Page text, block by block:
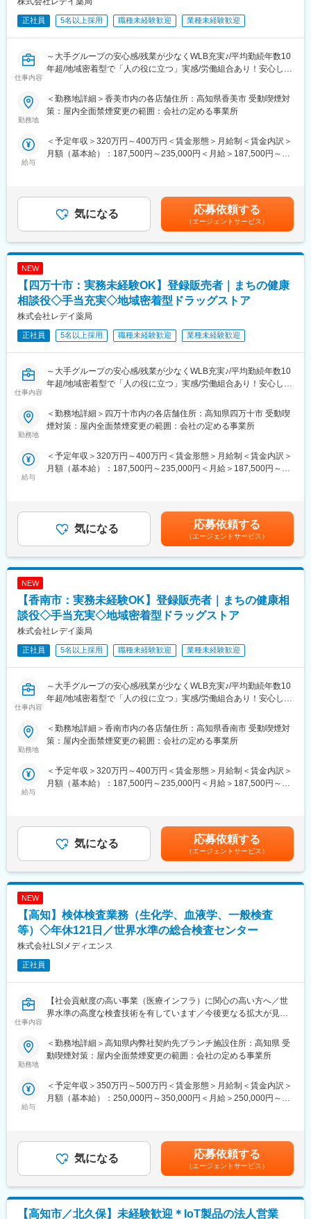
ができ、声を上げやすい環境があります。
＜数字で見るレデイ薬局＞
・男女比＝5：5
・平均勤続年数：10.9年
・月平均残業時間：8.7時間
変更の範囲：会社の定める業務
レデイ薬局は、地域に密着したドラッグストアとして、
「健康相談ができる身近な存在」を目指しています。
◎日々の接客を通じてお客様から直接「ありがとう」をもらえる
◎将来的には店長として、店舗・人・地域をまとめる立場を目指
せる
です。
■現場から店舗運営まで段階的に成長できる環境：
レジ・商品管理などの基礎業務からスタートし、将来的には店長
地域のお客様との距離が近く、日々の接客や相談対応を通じて、
信頼される存在として働けます。
■安定した経営基盤のもと、長期的なキャリア形成が可能：
ツルハグループの一員として安定した基盤があり、腰を据えてキ
■労働組合があるので、安心して長く働ける仕組みがある：
職場での困りごとや意見を、労働組合を通じて会社に届けること
ができ、声を上げやすい環境があります。
＜数字で見るレデイ薬局＞
・男女比＝5：5
・平均勤続年数：10.9年
・月平均残業時間：8.7時間
変更の範囲：会社の定める業務
正社員 5名以上採用 職種未経験歓迎 業種未経験歓迎
仕事内容
～大手グループの安心感/残業が少なくWLB充実♪/平均勤続年数10
年超/地域密着型で「人の役に立つ」実感/労働組合あり！安心して
■仕事内容：
まずは、レジ業務や商品管理などの基礎業務からスタートし、店
舗運営の基本を学んでいただきます。
・商品陳列・売場づくり
・発注・在庫管理
・売上・数値管理の補助
・スタッフのサポート業務
☆経験や適性に応じて、将来的にはスタッフの育成、
だく可能性があります。
＼仕事のやりがい／
レデイ薬局は、地域に密着したドラッグストアとして、
「健康相談ができる身近な存在」を目指しています。
◎日々の接客を通じてお客様から直接「ありがとう」をもらえる
◎将来的には店長として、店舗・人・地域をまとめる立場を目指
せる
です。
■現場から店舗運営まで段階的に成長できる環境：
レジ・商品管理などの基礎業務からスタートし、将来的には店長
地域のお客様との距離が近く、日々の接客や相談対応を通じて、
信頼される存在として働けます。
■安定した経営基盤のもと、長期的なキャリア形成が可能：
ツルハグループの一員として安定した基盤があり、腰を据えてキ
■労働組合があるので、安心して長く働ける仕組みがある：
職場での困りごとや意見を、労働組合を通じて会社に届けること
ができ、声を上げやすい環境があります。
＜数字で見るレデイ薬局＞
・男女比＝5：5
・平均勤続年数：10.9年
・月平均残業時間：8.7時間
変更の範囲：会社の定める業務
勤務地
＜勤務地詳細＞香美市内の各店舗住所：高知県香美市 受動喫煙対
策：屋内全面禁煙変更の範囲：会社の定める事業所
給与
＜予定年収＞320万円～400万円＜賃金形態＞月給制＜賃金内訳＞
月額（基本給）：187,500円～235,000円＜月給＞187,500円～
可能性があります。月給(月額)は固定手当を含めた表記です。
気になる 応募依頼する
（エージェントサービス）
NEW
【四万十市：実務未経験OK】登録販売者｜まちの健康
相談役◇手当充実◇地域密着型ドラッグストア
株式会社レデイ薬局
正社員 5名以上採用 職種未経験歓迎 業種未経験歓迎
仕事内容
～大手グループの安心感/残業が少なくWLB充実♪/平均勤続年数10
年超/地域密着型で「人の役に立つ」実感/労働組合あり！安心して
■仕事内容：
まずは、レジ業務や商品管理などの基礎業務からスタートし、店
舗運営の基本を学んでいただきます。
・商品陳列・売場づくり
・発注・在庫管理
・売上・数値管理の補助
・スタッフのサポート業務
☆経験や適性に応じて、将来的にはスタッフの育成、
だく可能性があります。
＼仕事のやりがい／
レデイ薬局は、地域に密着したドラッグストアとして、
「健康相談ができる身近な存在」を目指しています。
◎日々の接客を通じてお客様から直接「ありがとう」をもらえる
◎将来的には店長として、店舗・人・地域をまとめる立場を目指
せる
です。
■現場から店舗運営まで段階的に成長できる環境：
レジ・商品管理などの基礎業務からスタートし、将来的には店長
地域のお客様との距離が近く、日々の接客や相談対応を通じて、
信頼される存在として働けます。
■安定した経営基盤のもと、長期的なキャリア形成が可能：
ツルハグループの一員として安定した基盤があり、腰を据えてキ
■労働組合があるので、安心して長く働ける仕組みがある：
職場での困りごとや意見を、労働組合を通じて会社に届けること
ができ、声を上げやすい環境があります。
＜数字で見るレデイ薬局＞
・男女比＝5：5
・平均勤続年数：10.9年
・月平均残業時間：8.7時間
変更の範囲：会社の定める業務
勤務地
＜勤務地詳細＞四万十市内の各店舗住所：高知県四万十市 受動喫
煙対策：屋内全面禁煙変更の範囲：会社の定める事業所
給与
＜予定年収＞320万円～400万円＜賃金形態＞月給制＜賃金内訳＞
月額（基本給）：187,500円～235,000円＜月給＞187,500円～
可能性があります。月給(月額)は固定手当を含めた表記です。
気になる 応募依頼する
（エージェントサービス）
NEW
【香南市：実務未経験OK】登録販売者｜まちの健康相
談役◇手当充実◇地域密着型ドラッグストア
株式会社レデイ薬局
正社員 5名以上採用 職種未経験歓迎 業種未経験歓迎
仕事内容
～大手グループの安心感/残業が少なくWLB充実♪/平均勤続年数10
年超/地域密着型で「人の役に立つ」実感/労働組合あり！安心して
■仕事内容：
まずは、レジ業務や商品管理などの基礎業務からスタートし、店
舗運営の基本を学んでいただきます。
・商品陳列・売場づくり
・発注・在庫管理
・売上・数値管理の補助
・スタッフのサポート業務
☆経験や適性に応じて、将来的にはスタッフの育成、
だく可能性があります。
＼仕事のやりがい／
レデイ薬局は、地域に密着したドラッグストアとして、
「健康相談ができる身近な存在」を目指しています。
◎日々の接客を通じてお客様から直接「ありがとう」をもらえる
◎将来的には店長として、店舗・人・地域をまとめる立場を目指
せる
です。
■現場から店舗運営まで段階的に成長できる環境：
レジ・商品管理などの基礎業務からスタートし、将来的には店長
地域のお客様との距離が近く、日々の接客や相談対応を通じて、
信頼される存在として働けます。
■安定した経営基盤のもと、長期的なキャリア形成が可能：
ツルハグループの一員として安定した基盤があり、腰を据えてキ
ャリアアップを目指せます。
勤務地
＜勤務地詳細＞香南市内の各店舗住所：高知県香南市 受動喫煙対
策：屋内全面禁煙変更の範囲：会社の定める事業所
給与
＜予定年収＞320万円～400万円＜賃金形態＞月給制＜賃金内訳＞
月額（基本給）：187,500円～235,000円＜月給＞187,500円～
可能性があります。月給(月額)は固定手当を含めた表記です。
気になる 応募依頼する
（エージェントサービス）
NEW
【高知】検体検査業務（生化学、血液学、一般検査
等）◇年休121日／世界水準の総合検査センター
株式会社LSIメディエンス
正社員
仕事内容
【社会貢献度の高い事業（医療インフラ）に関心の高い方へ／世
界水準の高度な検査技術を有しています／今後更なる拡大が見込
■業務概要：
での検査業務を通じて、地域医療の発展に寄与する重要な役割を
担っていただきます。
・検体処理および測定、解析業務
・機器や試薬の管理
・検査結果の報告およびデータ管理
■組織体制：
当社契約先高知県内ブランチラボでは、検体検査業務に携わるス
勤務地
＜勤務地詳細＞高知県内弊社契約先ブランチ施設住所：高知県 受
動喫煙対策：屋内全面禁煙変更の範囲：会社の定める事業所
給与
＜予定年収＞350万円～500万円＜賃金形態＞月給制＜賃金内訳＞
月額（基本給）：250,000円～350,000円＜月給＞250,000円～
り、選考を通じて上下する可能性があります。月給(月額)は固定手
当を含めた表記です。
気になる 応募依頼する
（エージェントサービス）
【高知市／北久保】未経験歓迎＊IoT製品の法人営業